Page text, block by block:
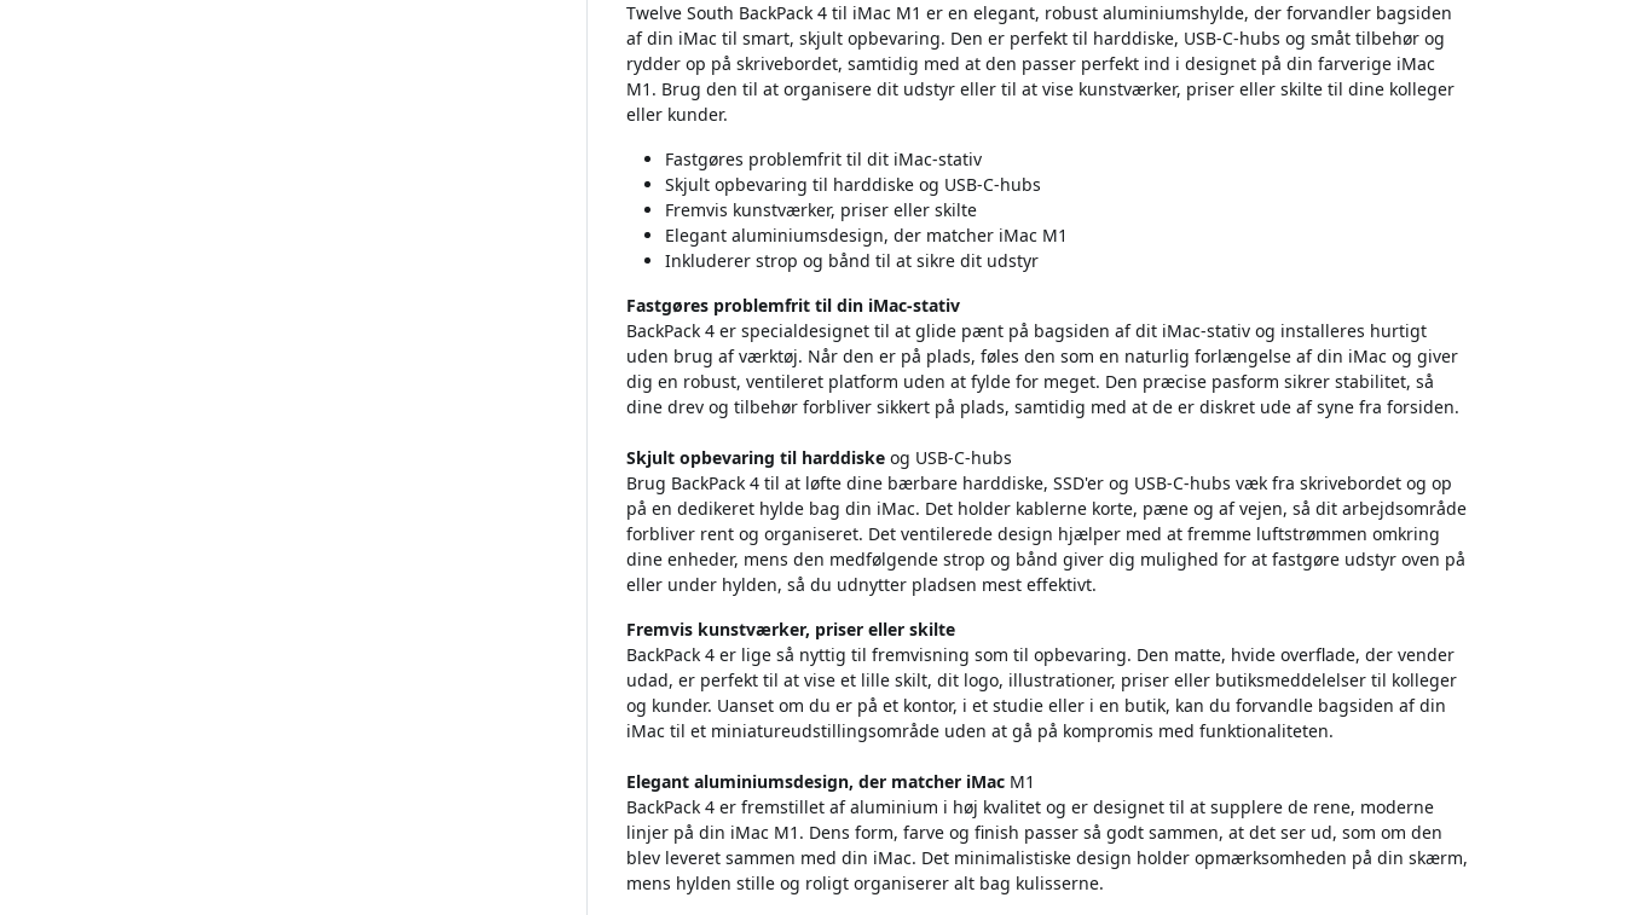
Twelve South BackPack 4 til iMac M1 er en elegant, robust aluminiumshylde, der forvandler bagsiden
af din iMac til smart, skjult opbevaring. Den er perfekt til harddiske, USB-C-hubs og småt tilbehør og
rydder op på skrivebordet, samtidig med at den passer perfekt ind i designet på din farverige iMac
M1. Brug den til at organisere dit udstyr eller til at vise kunstværker, priser eller skilte til dine kolleger
eller kunder.
Fastgøres problemfrit til dit iMac-stativ
Skjult opbevaring til harddiske og USB-C-hubs
Fremvis kunstværker, priser eller skilte
Elegant aluminiumsdesign, der matcher iMac M1
Inkluderer strop og bånd til at sikre dit udstyr
Fastgøres problemfrit til din iMac-stativ
BackPack 4 er specialdesignet til at glide pænt på bagsiden af dit iMac-stativ og installeres hurtigt
uden brug af værktøj. Når den er på plads, føles den som en naturlig forlængelse af din iMac og giver
dig en robust, ventileret platform uden at fylde for meget. Den præcise pasform sikrer stabilitet, så
dine drev og tilbehør forbliver sikkert på plads, samtidig med at de er diskret ude af syne fra forsiden.
Skjult opbevaring til harddiskeog USB-C-hubs
Brug BackPack 4 til at løfte dine bærbare harddiske, SSD'er og USB-C-hubs væk fra skrivebordet og op
på en dedikeret hylde bag din iMac. Det holder kablerne korte, pæne og af vejen, så dit arbejdsområde
forbliver rent og organiseret. Det ventilerede design hjælper med at fremme luftstrømmen omkring
dine enheder, mens den medfølgende strop og bånd giver dig mulighed for at fastgøre udstyr oven på
eller under hylden, så du udnytter pladsen mest effektivt.
Fremvis kunstværker, priser eller skilte
BackPack 4 er lige så nyttig til fremvisning som til opbevaring. Den matte, hvide overflade, der vender
udad, er perfekt til at vise et lille skilt, dit logo, illustrationer, priser eller butiksmeddelelser til kolleger
og kunder. Uanset om du er på et kontor, i et studie eller i en butik, kan du forvandle bagsiden af din
iMac til et miniatureudstillingsområde uden at gå på kompromis med funktionaliteten.
Elegant aluminiumsdesign, der matcher iMacM1
BackPack 4 er fremstillet af aluminium i høj kvalitet og er designet til at supplere de rene, moderne
linjer på din iMac M1. Dens form, farve og finish passer så godt sammen, at det ser ud, som om den
blev leveret sammen med din iMac. Det minimalistiske design holder opmærksomheden på din skærm,
mens hylden stille og roligt organiserer alt bag kulisserne.